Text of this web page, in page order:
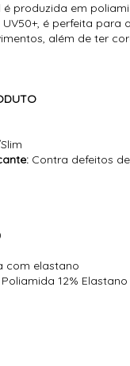
é produzida em
é perfeita
além de ter
Contra defeitos
com elastano
Poliamida 12% Elastano